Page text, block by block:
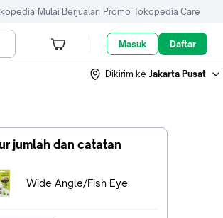
Mulai Berjualan Promo Tokopedia Care
Masuk Daftar
Dikirim ke Jakarta Pusat
jumlah dan catatan
Terpilih:
Wide Angle/Fish Eye